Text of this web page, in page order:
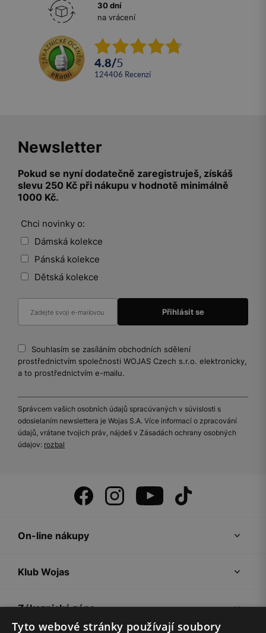
30 dní
na vrácení
4.8/5
124406 recenzí
Newsletter
Pokud se nyní dodatečně zaregistruješ, získáš
slevu 250 Kč při nákupu v hodnotě minimálně
1000 Kč.
Chci novinky o:
Dámská kolekce
Pánská kolekce
Dětská kolekce
Souhlasím se zasíláním obchodních sdělení
prostřednictvím společnosti WOJAS Czech s.r.o. elektronicky,
a to prostřednictvím e-mailu.
Správcem vašich osobních údajů spracúvaných v súvislosti s
odosielaním newslettera je Wojas S.A. Více informací o zpracování
údajů, vrátane tvojich práv, nájdeš v Zásadách ochrany osobných
údajov: rozbal
On-line nákupy
Klub Wojas
Zákaznická zóna
Tyto webové stránky používají soubory